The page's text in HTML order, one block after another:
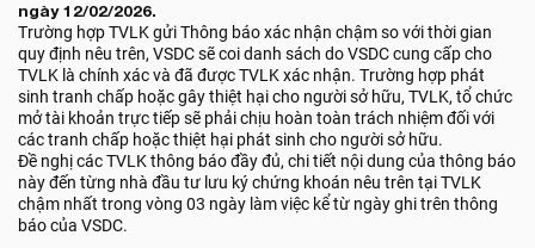
ngày 12/02/2026.
Trường hợp TVLK gửi Thông báo xác nhận chậm so với thời gian
quy định nêu trên, VSDC sẽ coi danh sách do VSDC cung cấp cho
TVLK là chính xác và đã được TVLK xác nhận. Trường hợp phát
sinh tranh chấp hoặc gây thiệt hại cho người sở hữu, TVLK, tổ chức
mở tài khoản trực tiếp sẽ phải chịu hoàn toàn trách nhiệm đối với
các tranh chấp hoặc thiệt hại phát sinh cho người sở hữu.
Đề nghị các TVLK thông báo đầy đủ, chi tiết nội dung của thông báo
này đến từng nhà đầu tư lưu ký chứng khoán nêu trên tại TVLK
chậm nhất trong vòng 03 ngày làm việc kể từ ngày ghi trên thông
báo của VSDC.